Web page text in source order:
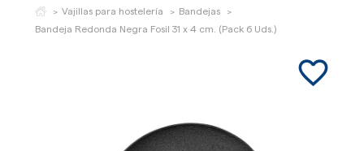
Vajillas para hostelería
Bandejas
Bandeja Redonda Negra Fosil 31 x 4 cm. (Pack 6 Uds.)
favorite_border